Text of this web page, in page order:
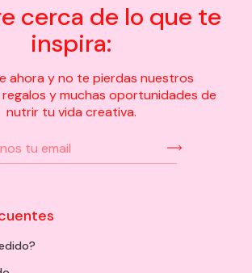
cerca de lo que te
inspira:
ahora y no te pierdas nuestros
y muchas oportunidades de
nutrir tu vida creativa.